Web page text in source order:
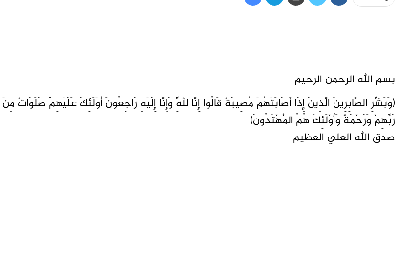
بسم الله الرحمن الرحيم
(وَبَشِّرِ الصَّابِرِينَ الَّذِينَ إِذَا أَصَابَتْهُمْ مُصِيبَةٌ قَالُوا إِنَّا لِلَّهِ وَإِنَّا إِلَيْهِ رَاجِعُونَ أُوْلَئِكَ عَلَيْهِمْ صَلَوَاتٌ مِنْ
رَبِّهِمْ وَرَحْمَةٌ وَأُوْلَئِكَ هُمُ الْمُهْتَدُونَ)
صدق الله العلي العظيم